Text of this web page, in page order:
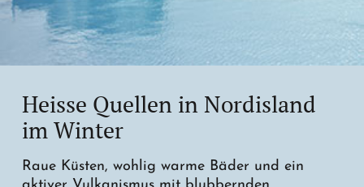
Heisse Quellen in Nordisland
im Winter
Raue Küsten, wohlig warme Bäder und ein